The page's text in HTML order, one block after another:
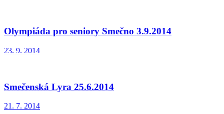
Olympiáda pro seniory Smečno 3.9.2014
23. 9. 2014
Smečenská Lyra 25.6.2014
21. 7. 2014